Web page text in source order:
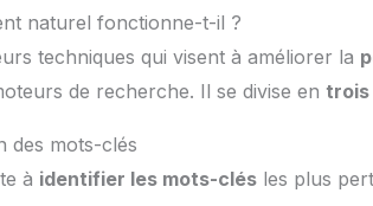
naturel fonctionne-t-il ?
techniques qui visent à améliorer la
de recherche. Il se divise en trois
des mots-clés
à identifier les mots-clésles plus